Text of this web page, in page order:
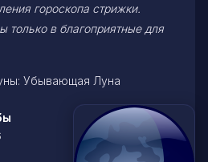
гороскопа стрижки.
только в благоприятные для
Убывающая Луна